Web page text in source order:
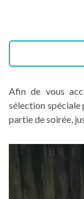
Afin de vous
sélection spéciale
partie de soirée,